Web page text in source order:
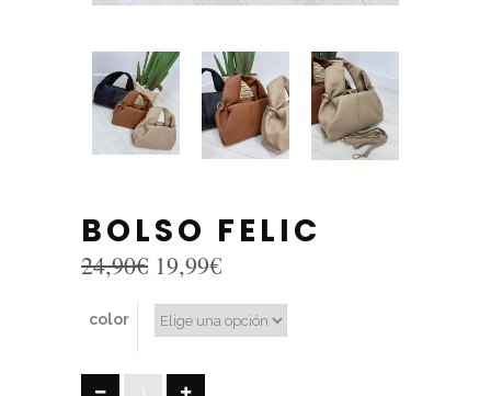
BOLSO FELIC
24,90€ El
precio
original
era:
19,99€El
actual
es:
color
BOLSO